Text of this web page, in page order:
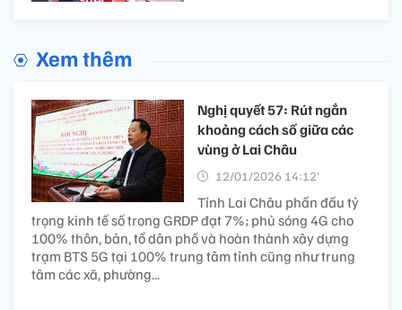
Xem thêm
Nghị quyết 57: Rút ngắn
khoảng cách số giữa các
vùng ở Lai Châu
12/01/2026 14:12’
Tỉnh Lai Châu phấn đấu tỷ
trọng kinh tế số trong GRDP đạt 7%; phủ sóng 4G cho
100% thôn, bản, tổ dân phố và hoàn thành xây dựng
trạm BTS 5G tại 100% trung tâm tỉnh cũng như trung
tâm các xã, phường...